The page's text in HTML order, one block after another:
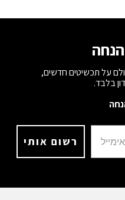
על תכשיטים חדשים,
בלבד.
רשום אותי